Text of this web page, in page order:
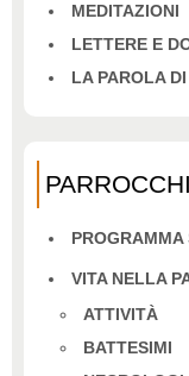
MEDITAZIONI
LETTERE E
LA PAROLA
VITA NELLA
ATTIVITÀ
BATTESIMI